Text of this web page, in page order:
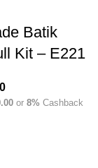
Batik
Kit – E221
or 8% Cashback